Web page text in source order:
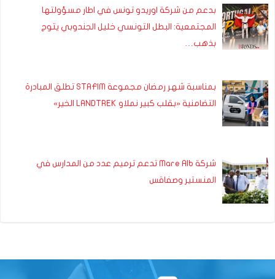
بدعم من شركة اوريدو تونس في اطار مسؤولتها
المجتمعية: البطل التونسي خليل الجندوبي يتوج
بذهب…
بمناسبة شهر رمضان مجموعة STAFIM تطلق المبادرة
التضامنية «بقلب كبير نملاو LANDTREK الخير»
شركة Mare Alb تدعم ترميم عدد من المدارس في
المنستير وصفاقس